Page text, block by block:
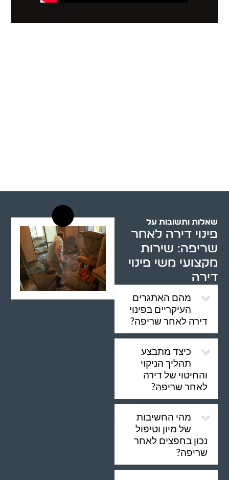
שאלות ותשובות על
פינוי דירה לאחר
שריפה: שירות
מקצועי משי פינוי
דירה
מהם האתגרים
העיקריים בפינוי
דירה לאחר שריפה?
כיצד מתבצע
תהליך הניקוי
והחיטוי של דירה
לאחר שריפה?
מהי החשיבות
של מיון וטיפול
נכון בחפצים לאחר
שריפה?